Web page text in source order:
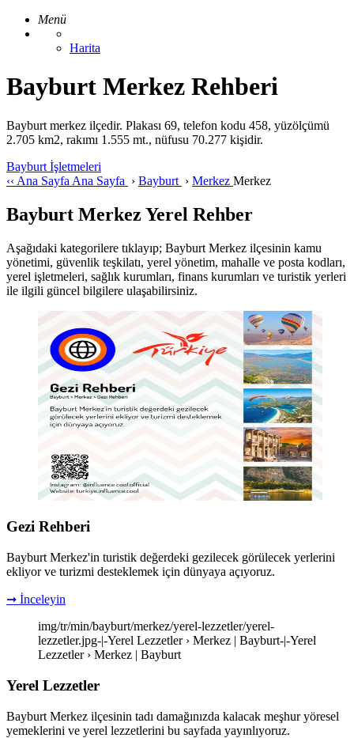
Menü
Harita
Bayburt Merkez Rehberi
Bayburt merkez ilçedir. Plakası 69, telefon kodu 458, yüzölçümü
2.705 km2, rakımı 1.555 mt., nüfusu 70.277 kişidir.
Bayburt İşletmeleri
‹‹ Ana Sayfa Ana Sayfa › Bayburt › Merkez Merkez
Bayburt Merkez Yerel Rehber
Aşağıdaki kategorilere tıklayıp; Bayburt Merkez ilçesinin kamu
yönetimi, güvenlik teşkilatı, yerel yönetim, mahalle ve posta kodları,
yerel işletmeleri, sağlık kurumları, finans kurumları ve turistik yerleri
ile ilgili güncel bilgilere ulaşabilirsiniz.
Gezi Rehberi
Bayburt Merkez'in turistik değerdeki gezilecek görülecek yerlerini
ekliyor ve turizmi desteklemek için dünyaya açıyoruz.
➞ İnceleyin
img/tr/min/bayburt/merkez/yerel-lezzetler/yerel-
lezzetler.jpg-|-Yerel Lezzetler › Merkez | Bayburt-|-Yerel
Lezzetler › Merkez | Bayburt
Yerel Lezzetler
Bayburt Merkez ilçesinin tadı damağınızda kalacak meşhur yöresel
yemeklerini ve yerel lezzetlerini bu sayfada yayınlıyoruz.